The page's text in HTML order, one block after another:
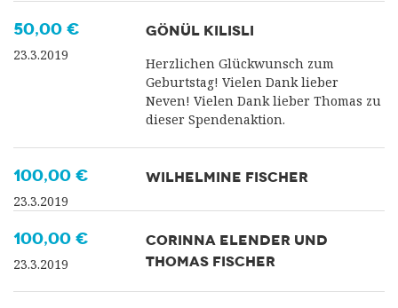
50,00 €
23.3.2019
GÖNÜL KILISLI
Herzlichen Glückwunsch zum
Geburtstag! Vielen Dank lieber
Neven! Vielen Dank lieber Thomas zu
dieser Spendenaktion.
100,00 €
23.3.2019
WILHELMINE FISCHER
100,00 €
23.3.2019
CORINNA ELENDER UND
THOMAS FISCHER